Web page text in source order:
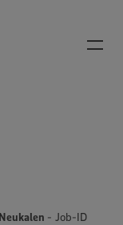
- Job-ID